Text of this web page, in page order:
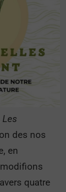
Les
des nos
en
quatre